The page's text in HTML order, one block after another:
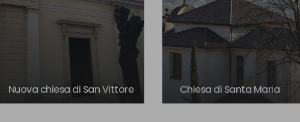
Nuova chiesa di San Vittore Chiesa di Santa Maria